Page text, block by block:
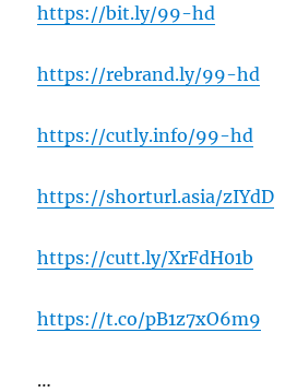
https://bit.ly/99-hd
https://rebrand.ly/99-hd
https://cutly.info/99-hd
https://shorturl.asia/zIYdD
https://cutt.ly/XrFdH01b
https://t.co/pB1z7xO6m9
…